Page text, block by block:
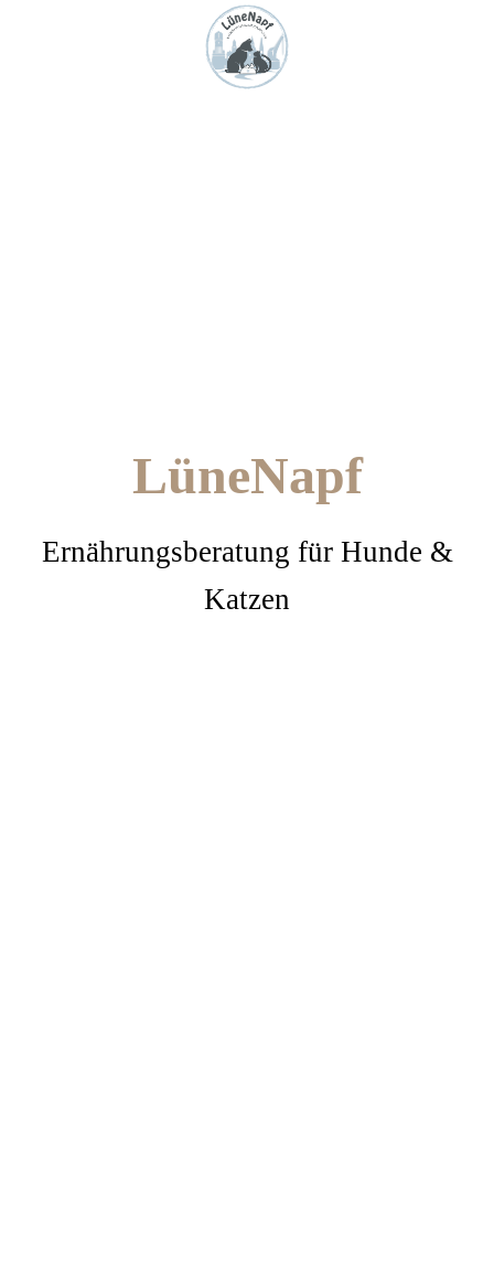
LüneNapf
Ernährungsberatung für Hunde &
Katzen